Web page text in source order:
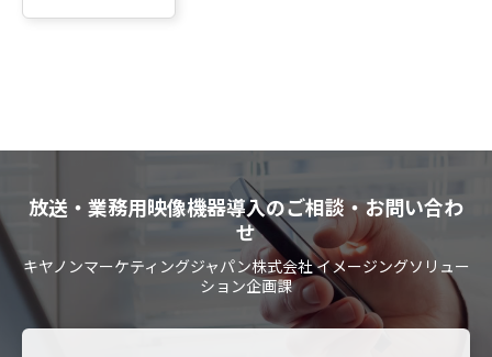
放送・業務用映像機器導入のご相談・お問い合わ
せ
キヤノンマーケティングジャパン株式会社 イメージングソリュー
ション企画課